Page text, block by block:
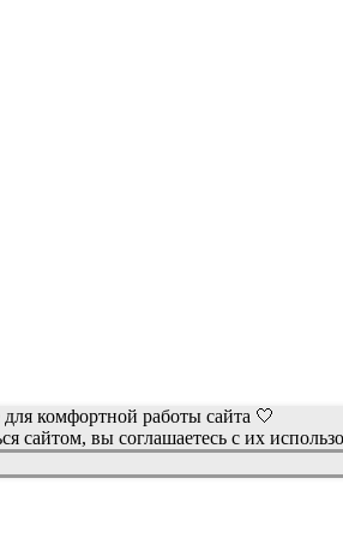
комфортной работы сайта 🤍
сайтом, вы соглашаетесь с их